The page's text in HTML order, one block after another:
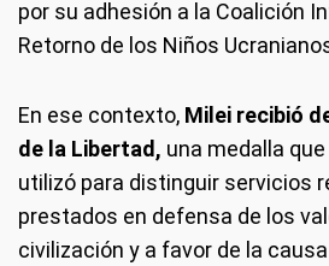
por su adhesión a la Coalición
Retorno de los Niños
En ese contexto, Milei recibió
de la Libertad, una medalla
utilizó para distinguir servicios
prestados en defensa de los
civilización y a favor de la